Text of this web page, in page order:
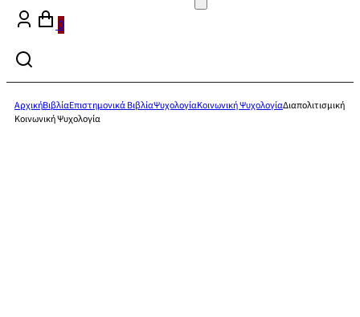
0
ΑρχικήΒιβλίαΕπιστημονικά ΒιβλίαΨυχολογίαΚοινωνική ΨυχολογίαΔιαπολιτισμική
Κοινωνική Ψυχολογία